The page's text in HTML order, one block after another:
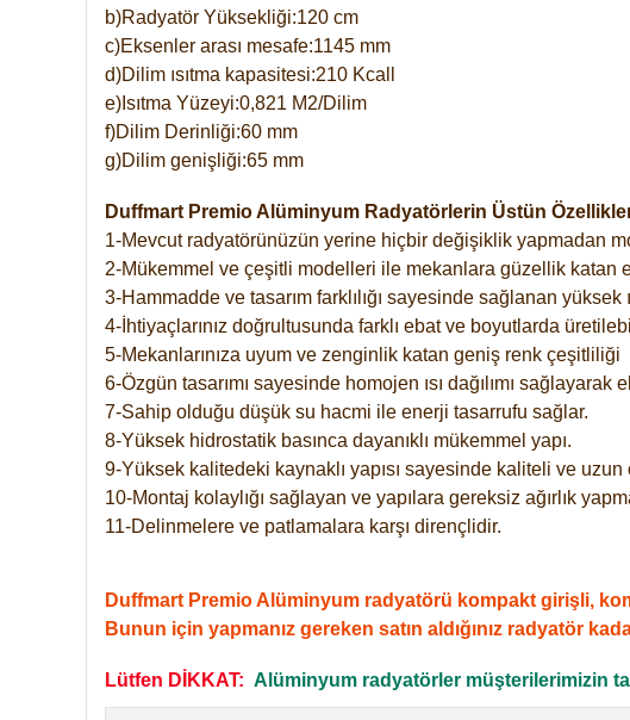
b)Radyatör Yüksekliği:120 cm
c)Eksenler arası mesafe:1145 mm
d)Dilim ısıtma kapasitesi:210 Kcall
e)Isıtma Yüzeyi:0,821 M2/Dilim
f)Dilim Derinliği:60 mm
g)Dilim genişliği:65 mm
Duffmart Premio Alüminyum Radyatörlerin Üstün
1-Mevcut radyatörünüzün yerine hiçbir değişiklik yapmadan
2-Mükemmel ve çeşitli modelleri ile mekanlara güzellik katan
3-Hammadde ve tasarım farklılığı sayesinde sağlanan yüksek
4-İhtiyaçlarınız doğrultusunda farklı ebat ve boyutlarda
5-Mekanlarınıza uyum ve zenginlik katan geniş renk çeşitliliği
6-Özgün tasarımı sayesinde homojen ısı dağılımı sağlayarak
7-Sahip olduğu düşük su hacmi ile enerji tasarrufu sağlar.
8-Yüksek hidrostatik basınca dayanıklı mükemmel yapı.
9-Yüksek kalitedeki kaynaklı yapısı sayesinde kaliteli ve uzun
10-Montaj kolaylığı sağlayan ve yapılara gereksiz ağırlık
11-Delinmelere ve patlamalara karşı dirençlidir.
Duffmart Premio Alüminyum radyatörü kompakt girişli,
Bunun için yapmanız gereken satın aldığınız radyatör
Lütfen DİKKAT: Alüminyum radyatörler müşterilerimizin